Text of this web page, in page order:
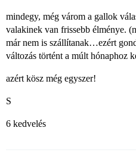
mindegy, még várom a gallok
valakinek van frissebb élménye.
már nem is szállítanak…ezért
változás történt a múlt hónaphoz
azért kösz még egyszer!
S
6 kedvelés